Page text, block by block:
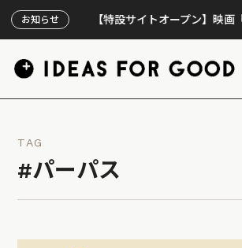
お知らせ【特設サイトオープン】映画『リペ
TAG
#パーパス